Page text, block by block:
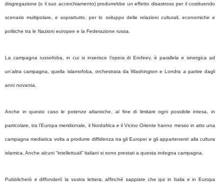
disgregazione (o il suo accerchiamento) produrrebbe un effetto disastroso per il costituendo
scenario multipolare, e soprattutto, per lo sviluppo delle relazioni culturali, economiche e
politiche tra le Nazioni europee e la Federazione russa.
La campagna russofoba, in cui si inserisce l’opera di Erofeev, è parallela e sinergica ad
un’altra campagna, quella islamofoba, orchestrata da Washington e Londra a partire dagli
anni novanta.
Anche in questo caso le potenze atlantiche, al fine di limitare ogni possibile intesa, in
particolare, tra l’Europa meridionale, il Nordafrica e il Vicino Oriente hanno messo in atto una
campagna mediatica volta a produrre diffidenza tra gli Europei e gli appartenenti alla cultura
islamica. Anche alcuni “intellettuali” italiani si sono prestati a questa indegna campagna.
Pubblicherò e diffonderò la vostra lettera, affinché sappiate che qui in Italia e in Europa